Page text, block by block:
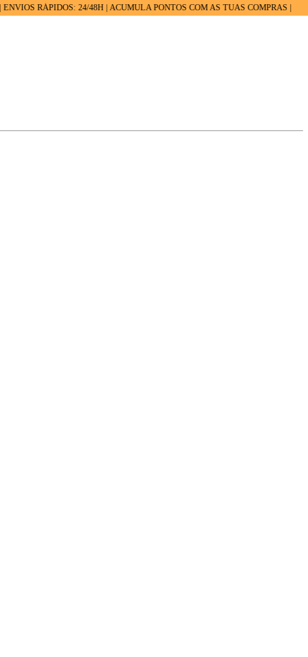
RÁPIDOS: 24/48H | ACUMULA PONTOS COM AS TUAS COMPRAS |